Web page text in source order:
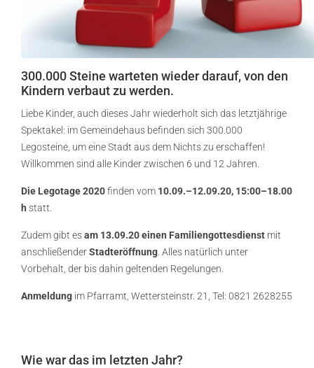
300.000 Steine warteten wieder darauf, von den
Kindern verbaut zu werden.
Liebe Kinder, auch dieses Jahr wiederholt sich das letztjährige
Spektakel: im Gemeindehaus befinden sich 300.000
Legosteine, um eine Stadt aus dem Nichts zu erschaffen!
Willkommen sind alle Kinder zwischen 6 und 12 Jahren.
Die Legotage 2020finden vom 10.09.–12.09.20, 15:00–18.00
h statt.
Zudem gibt esam 13.09.20 einen Familiengottesdienst mit
anschließenderStadteröffnung . Alles natürlich unter
Vorbehalt, der bis dahin geltenden Regelungen.
Anmeldung im Pfarramt, Wettersteinstr. 21, Tel: 0821 2628255
Wie war das im letzten Jahr?